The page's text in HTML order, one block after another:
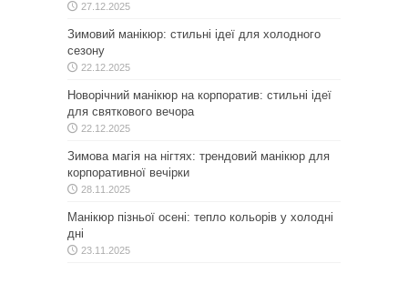
27.12.2025
Зимовий манікюр: стильні ідеї для холодного
сезону
22.12.2025
Новорічний манікюр на корпоратив: стильні ідеї
для святкового вечора
22.12.2025
Зимова магія на нігтях: трендовий манікюр для
корпоративної вечірки
28.11.2025
Манікюр пізньої осені: тепло кольорів у холодні
дні
23.11.2025